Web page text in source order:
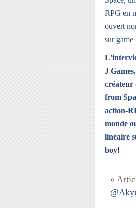
J
créateur
from
action-
monde
linéaire
boy!